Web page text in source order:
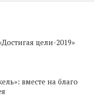
цели-2019»
вместе на благо